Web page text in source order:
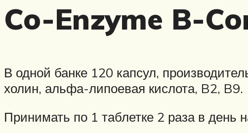
Co-Enzyme B-
В одной банке 120 капсул,
холин, альфа-липоевая кислота, B2, B9.
Принимать по 1 таблетке 2 раза в день